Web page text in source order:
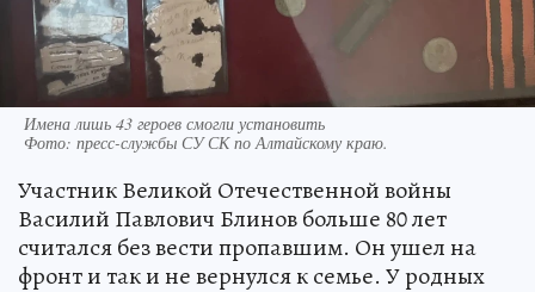
Имена лишь 43 героев смогли установить
Фото: пресс-службы СУ СК по Алтайскому краю.
Участник Великой Отечественной войны
Василий Павлович Блинов больше 80 лет
считался без вести пропавшим. Он ушел на
фронт и так и не вернулся к семье. У родных